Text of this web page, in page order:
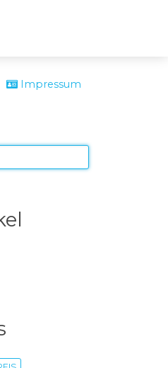
Impressum